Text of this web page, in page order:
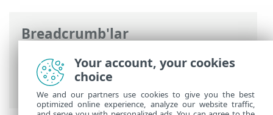
Breadcrumb'lar
ESET Online Yardım>ESET PROTECT On-
Prem>Yükle> Linux'te bileşen
yüklemesi
Your account, your cookies
choice
We and our partners use cookies to give you the best
optimized online experience, analyze our website traffic,